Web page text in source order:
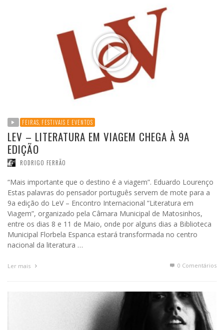
FEIRAS, FESTIVAIS E EVENTOS
LEV – LITERATURA EM VIAGEM CHEGA À 9A
EDIÇÃO
RODRIGO FERRÃO
“Mais importante que o destino é a viagem”. Eduardo Lourenço
Estas palavras do pensador português servem de mote para a
9a edição do LeV – Encontro Internacional “Literatura em
Viagem”, organizado pela Câmara Municipal de Matosinhos,
entre os dias 8 e 11 de Maio, onde por alguns dias a Biblioteca
Municipal Florbela Espanca estará transformada no centro
nacional da literatura …
Ler mais 0 Comentários